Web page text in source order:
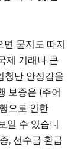
묻지도 따지
제 거래나 큰
청난 안정감을
보증은 (주어
으로 인한
일 수 있습니
, 선수금 환급